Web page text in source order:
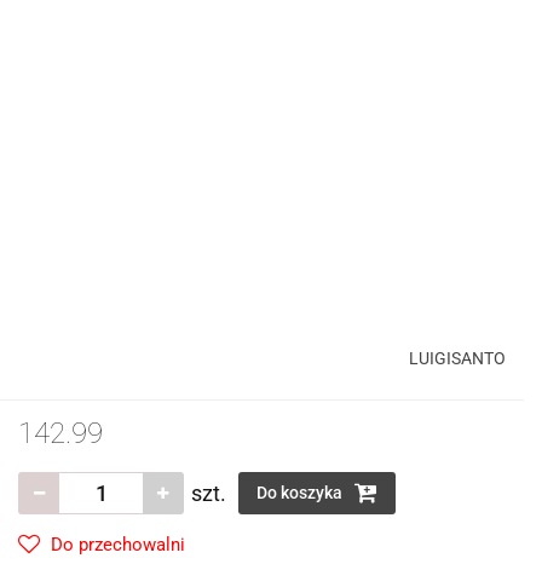
LUIGISANTO
142.99
szt. Do koszyka
Do przechowalni